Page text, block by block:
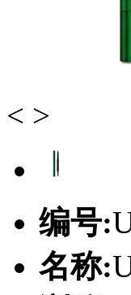
< >
编号:
名称: